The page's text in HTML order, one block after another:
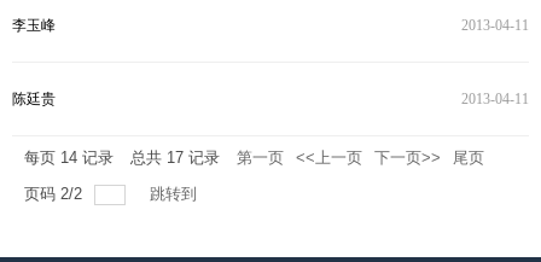
李玉峰 2013-04-11
陈廷贵 2013-04-11
每页 14 记录 总共 17 记录 第一页 <<上一页 下一页>>
尾页
页码 2/2 跳转到